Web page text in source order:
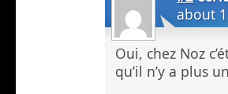
about
Oui, chez Noz
qu’il n’y a plus